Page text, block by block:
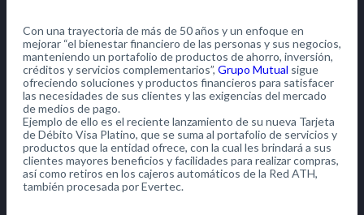
Con una trayectoria de más de 50 años y un enfoque en
mejorar “el bienestar financiero de las personas y sus negocios,
manteniendo un portafolio de productos de ahorro, inversión,
créditos y servicios complementarios”, Grupo Mutual sigue
ofreciendo soluciones y productos financieros para satisfacer
las necesidades de sus clientes y las exigencias del mercado
de medios de pago.
Ejemplo de ello es el reciente lanzamiento de su nueva Tarjeta
de Débito Visa Platino, que se suma al portafolio de servicios y
productos que la entidad ofrece, con la cual les brindará a sus
clientes mayores beneficios y facilidades para realizar compras,
así como retiros en los cajeros automáticos de la Red ATH,
también procesada por Evertec.